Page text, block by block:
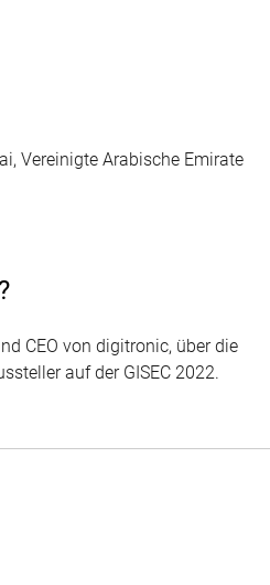
Vereinigte Arabische Emirate
CEO von digitronic, über die
auf der GISEC 2022.